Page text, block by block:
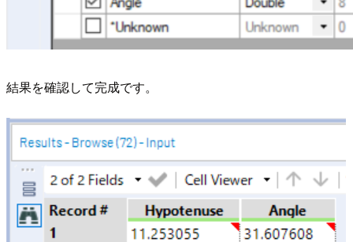
結果を確認して完成です。